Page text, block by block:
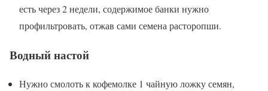
есть через 2 недели, содержимое банки нужно
профильтровать, отжав сами семена расторопши.
Водный настой
Нужно смолоть к кофемолке 1 чайную ложку семян,